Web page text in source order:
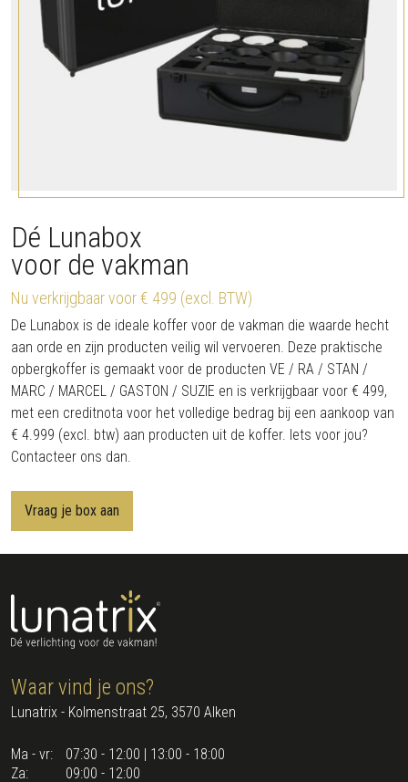
Dé Lunabox
voor de vakman
Nu verkrijgbaar voor € 499 (excl. BTW)
De Lunabox is de ideale koffer voor de vakman die waarde hecht
aan orde en zijn producten veilig wil vervoeren. Deze praktische
opbergkoffer is gemaakt voor de producten VE / RA / STAN /
MARC / MARCEL / GASTON / SUZIE en is verkrijgbaar voor € 499,
met een creditnota voor het volledige bedrag bij een aankoop van
€ 4.999 (excl. btw) aan producten uit de koffer. Iets voor jou?
Contacteer ons dan.
Vraag je box aan
Waar vind je ons?
Lunatrix - Kolmenstraat 25, 3570 Alken
Ma - vr:
07:30 - 12:00 | 13:00 - 18:00
Za:
09:00 - 12:00